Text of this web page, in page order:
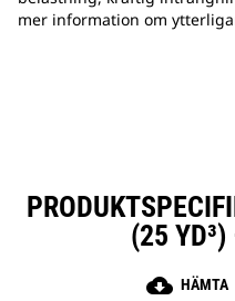
mer information om
(25
cloud_download HÄMTA